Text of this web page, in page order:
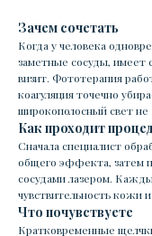
Зачем сочетать
Когда у человека
заметные сосуды, имеет
визит. Фототерапия
коагуляция точечно
широкополосный свет не
Как проходит
Сначала специалист
общего эффекта, затем
сосудами лазером.
чувствительность кожи
Что почувствуете
Кратковременные